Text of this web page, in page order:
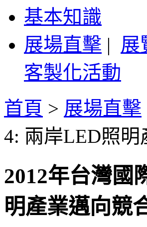
基本知識
展場直擊 | 展
客製化活動
首頁 > 展場直擊
4: 兩岸LED照
2012年台灣國
明產業邁向競